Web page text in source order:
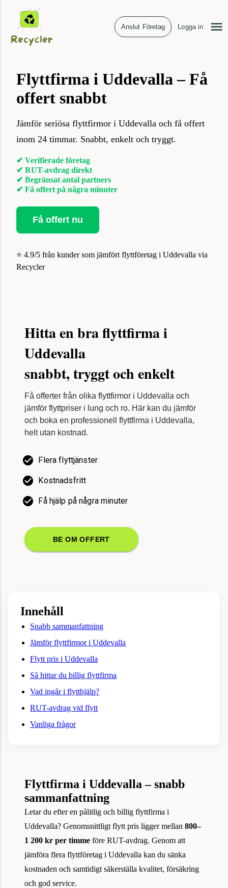
Anslut Företag Logga in
Flyttfirma i Uddevalla – Få
offert snabbt
Jämför seriösa flyttfirmor i Uddevalla och få offert
inom 24 timmar. Snabbt, enkelt och tryggt.
✔ Verifierade företag
✔ RUT-avdrag direkt
✔ Begränsat antal partners
✔ Få offert på några minuter
Få offert nu
⭐ 4.9/5 från kunder som jämfört flyttföretag i Uddevalla via
Recycler
Hitta en bra flyttfirma i
Uddevalla
snabbt, tryggt och enkelt
Få offerter från olika flyttfirmor i Uddevalla och
jämför flyttpriser i lung och ro. Här kan du jämför
och boka en professionell flyttfirma i Uddevalla,
helt utan kostnad.
Flera flyttjänster
Kostnadsfritt
Få hjälp på några minuter
BE OM OFFERT
Innehåll
Snabb sammanfattning
Jämför flyttfirmor i Uddevalla
Flytt pris i Uddevalla
Så hittar du billig flyttfirma
Vad ingår i flytthjälp?
RUT-avdrag vid flytt
Vanliga frågor
Flyttfirma i Uddevalla – snabb
sammanfattning
Letar du efter en pålitlig och billig flyttfirma i
Uddevalla? Genomsnittligt flytt pris ligger mellan 800–
1 200 kr per timme före RUT-avdrag. Genom att
jämföra flera flyttföretag i Uddevalla kan du sänka
kostnaden och samtidigt säkerställa kvalitet, försäkring
och god service.